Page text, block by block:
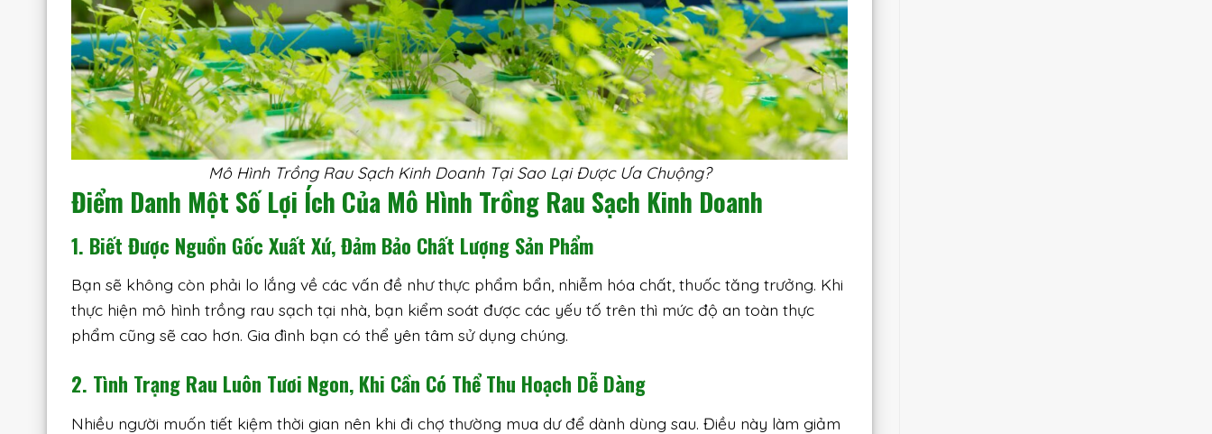
Mô Hình Trồng Rau Sạch Kinh Doanh Tại Sao Lại Được Ưa Chuộng?
Điểm Danh Một Số Lợi Ích Của Mô Hình Trồng Rau Sạch Kinh Doanh
1. Biết Được Nguồn Gốc Xuất Xứ, Đảm Bảo Chất Lượng Sản Phẩm
Bạn sẽ không còn phải lo lắng về các vấn đề như thực phẩm bẩn, nhiễm hóa chất, thuốc tăng trưởng. Khi
thực hiện mô hình trồng rau sạch tại nhà, bạn kiểm soát được các yếu tố trên thì mức độ an toàn thực
phẩm cũng sẽ cao hơn. Gia đình bạn có thể yên tâm sử dụng chúng.
2. Tình Trạng Rau Luôn Tươi Ngon, Khi Cần Có Thể Thu Hoạch Dễ Dàng
Nhiều người muốn tiết kiệm thời gian nên khi đi chợ thường mua dư để dành dùng sau. Điều này làm giảm